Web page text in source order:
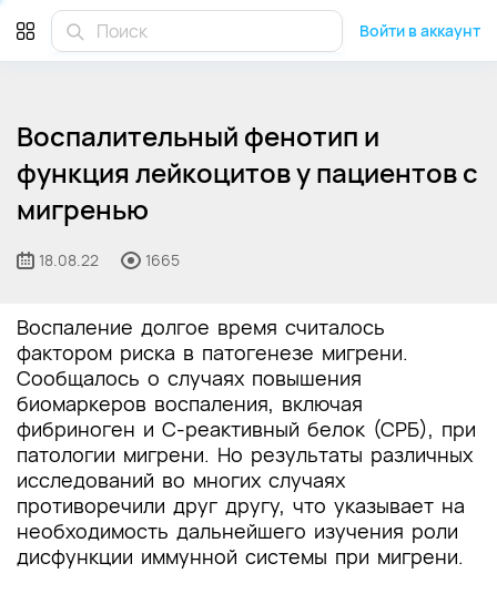
Войти в аккаунт
Воспалительный фенотип и
функция лейкоцитов у пациентов с
мигренью
18.08.22 1665
Воспаление долгое время считалось
фактором риска в патогенезе мигрени.
Сообщалось о случаях повышения
биомаркеров воспаления, включая
фибриноген и С-реактивный белок (СРБ), при
патологии мигрени. Но результаты различных
исследований во многих случаях
противоречили друг другу, что указывает на
необходимость дальнейшего изучения роли
дисфункции иммунной системы при мигрени.